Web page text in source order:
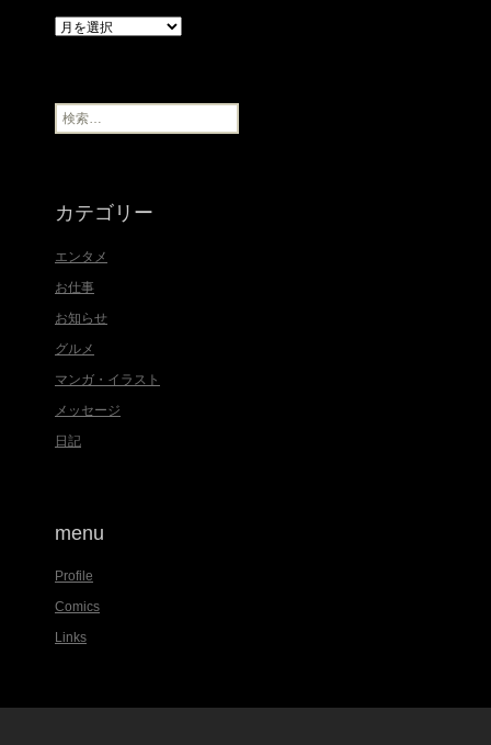
ア
ブ
検
索
カテゴリー
エンタメ
お仕事
お知らせ
グルメ
マンガ・イラスト
メッセージ
日記
menu
Profile
Comics
Links